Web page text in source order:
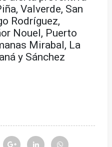
Valverde, San
Rodríguez,
Nouel, Puerto
Mirabal, La
y Sánchez